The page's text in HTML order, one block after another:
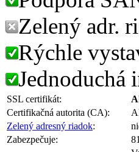
Zelený adr.
Rýchle
Jednoduchá
SSL certifikát:
Certifikačná autorita (CA):
Zelený adresný riadok:
Zabezpečuje: